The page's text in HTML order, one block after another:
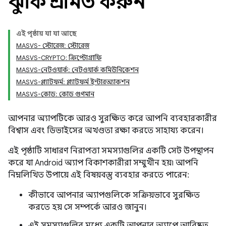
এই পৃষ্ঠায় যা যা আছে
MASVS- স্টোরেজ: স্টোরেজ
MASVS-CRYPTO: ক্রিপ্টোগ্রাফি
MASVS-নেটওয়ার্ক: নেটওয়ার্ক কমিউনিকেশন
MASVS-প্ল্যাটফর্ম: প্ল্যাটফর্ম ইন্টারঅ্যাকশন
MASVS-কোড: কোড গুণমান
আপনার অ্যাপটিকে আরও সুরক্ষিত করে আপনি ব্যবহারকারীর
বিশ্বাস এবং ডিভাইসের অখণ্ডতা রক্ষা করতে সাহায্য করেন।
এই পৃষ্ঠাটি সাধারণ নিরাপত্তা সমস্যাগুলির একটি সেট উপস্থাপন
করে যা Android অ্যাপ বিকাশকারীরা সম্মুখীন হয়৷ আপনি
নিম্নলিখিত উপায়ে এই বিষয়বস্তু ব্যবহার করতে পারেন:
কীভাবে আপনার অ্যাপগুলিকে সক্রিয়ভাবে সুরক্ষিত
করতে হয় সে সম্পর্কে আরও জানুন।